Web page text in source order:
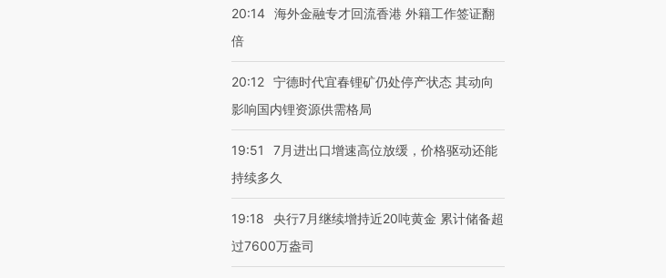
20:14 海外金融专才回流香港 外籍工作签证翻
倍
20:12 宁德时代宜春锂矿仍处停产状态 其动向
影响国内锂资源供需格局
19:51
7月进出口增速高位放缓，价格驱动还能
持续多久
19:18
央行7月继续增持近20吨黄金 累计储备超
过7600万盎司